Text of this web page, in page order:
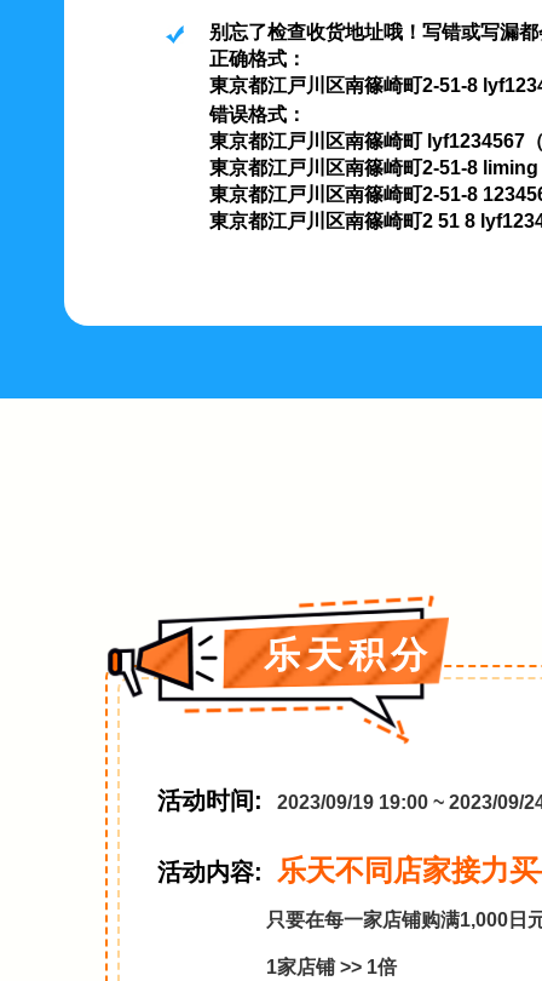
别忘了检查收货地址哦！写错或写漏
正确格式：
東京都江戸川区南篠崎町2-51-8
错误格式：
東京都江戸川区南篠崎町 lyf1234567
東京都江戸川区南篠崎町2-51-8
東京都江戸川区南篠崎町2-51-8
東京都江戸川区南篠崎町2 51 8
乐天积分
活动时间: 2023/09/19 19:00 ~ 2023/09/
活动内容: 乐天不同店家接力
只要在每一家店铺购满1,000日
1家店铺 >> 1倍